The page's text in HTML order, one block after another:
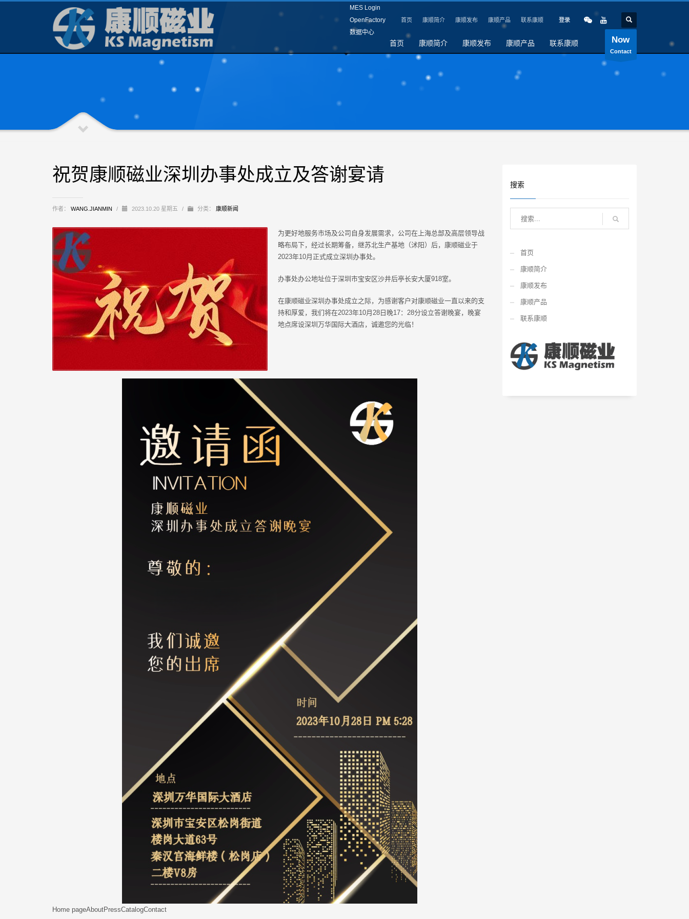
MES Login
OpenFactory
数据中心
首页 康顺简介 康顺发布 康顺产品 联系康顺 登录
首页 康顺简介 康顺发布 康顺产品 联系康顺 Now
Contact
祝贺康顺磁业深圳办事处成立及答谢宴请
作者： WANG.JIANMIN / 2023.10.20 星期五 / 分类： 康顺新闻
为更好地服务市场及公司自身发展需求，公司在上海总部及高层领导战
略布局下，经过长期筹备，继苏北生产基地（沭阳）后，康顺磁业于
2023年10月正式成立深圳办事处。
办事处办公地址位于深圳市宝安区沙井后亭长安大厦918室。
在康顺磁业深圳办事处成立之际，为感谢客户对康顺磁业一直以来的支
持和厚爱，我们将在2023年10月28日晚17：28分设立答谢晚宴，晚宴
地点席设深圳万华国际大酒店，诚邀您的光临！
Home pageAboutPressCatalogContact
搜索
首页
康顺简介
康顺发布
康顺产品
联系康顺